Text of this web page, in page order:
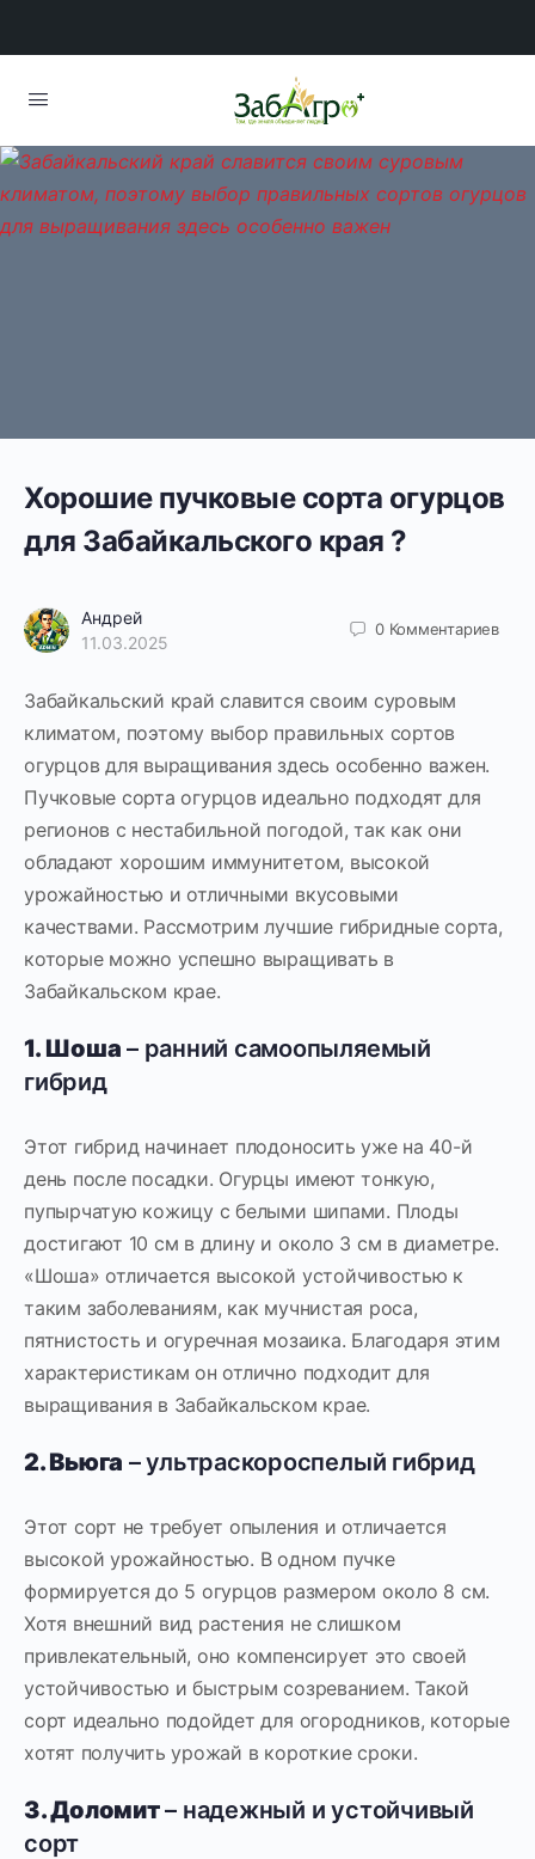
Хорошие пучковые сорта огурцов
для Забайкальского края ?
Андрей
11.03.2025
0 Комментариев
Забайкальский край славится своим суровым
климатом, поэтому выбор правильных сортов
огурцов для выращивания здесь особенно важен.
Пучковые сорта огурцов идеально подходят для
регионов с нестабильной погодой, так как они
обладают хорошим иммунитетом, высокой
урожайностью и отличными вкусовыми
качествами. Рассмотрим лучшие гибридные сорта,
которые можно успешно выращивать в
Забайкальском крае.
1. Шоша – ранний самоопыляемый
гибрид
Этот гибрид начинает плодоносить уже на 40-й
день после посадки. Огурцы имеют тонкую,
пупырчатую кожицу с белыми шипами. Плоды
достигают 10 см в длину и около 3 см в диаметре.
«Шоша» отличается высокой устойчивостью к
таким заболеваниям, как мучнистая роса,
пятнистость и огуречная мозаика. Благодаря этим
характеристикам он отлично подходит для
выращивания в Забайкальском крае.
2. Вьюга – ультраскороспелый гибрид
Этот сорт не требует опыления и отличается
высокой урожайностью. В одном пучке
формируется до 5 огурцов размером около 8 см.
Хотя внешний вид растения не слишком
привлекательный, оно компенсирует это своей
устойчивостью и быстрым созреванием. Такой
сорт идеально подойдет для огородников, которые
хотят получить урожай в короткие сроки.
3. Доломит– надежный и устойчивый
сорт